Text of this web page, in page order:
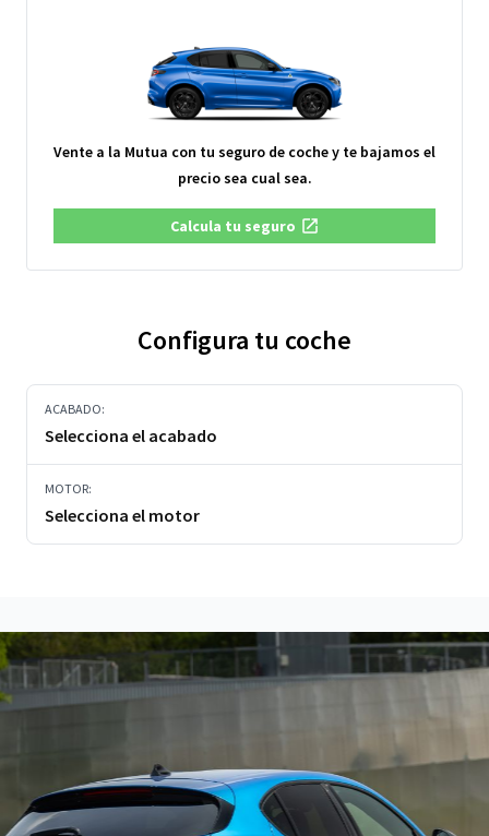
Vente a la Mutua con tu seguro de coche y te bajamos el
precio sea cual sea.
Calcula tu seguro
Configura tu coche
ACABADO:
Selecciona el acabado
MOTOR:
Selecciona el motor